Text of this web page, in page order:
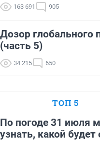
163 691 905
Дозор глобального
(часть 5)
34 215 650
ТОП 5
По погоде 31 июля
узнать, какой будет